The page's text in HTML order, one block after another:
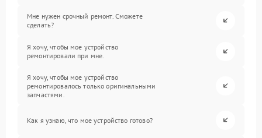
Мне нужен срочный ремонт. Сможете
сделать?
Я хочу, чтобы мое устройство
ремонтировали при мне.
Я хочу, чтобы мое устройство
ремонтировалось только оригинальными
запчастями.
Как я узнаю, что мое устройство готово?